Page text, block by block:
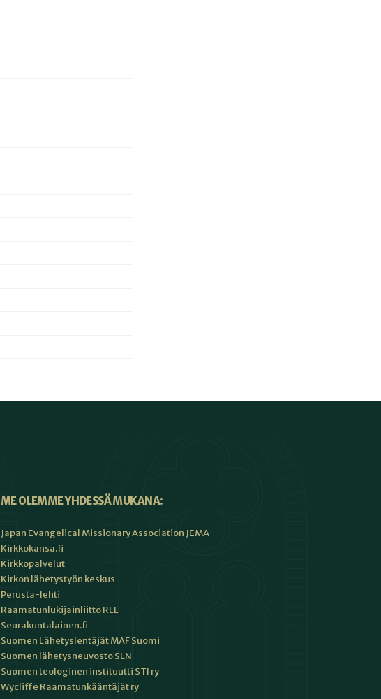
ME OLEMME YHDESSÄ MUKANA:
Japan Evangelical Missionary Association JEMA
Kirkkokansa.fi
Kirkkopalvelut
Kirkon lähetystyön keskus
Perusta-lehti
Raamatunlukijainliitto RLL
Seurakuntalainen.fi
Suomen Lähetyslentäjät MAF Suomi
Suomen lähetysneuvosto SLN
Suomen teologinen instituutti STI ry
Wycliffe Raamatunkääntäjät ry